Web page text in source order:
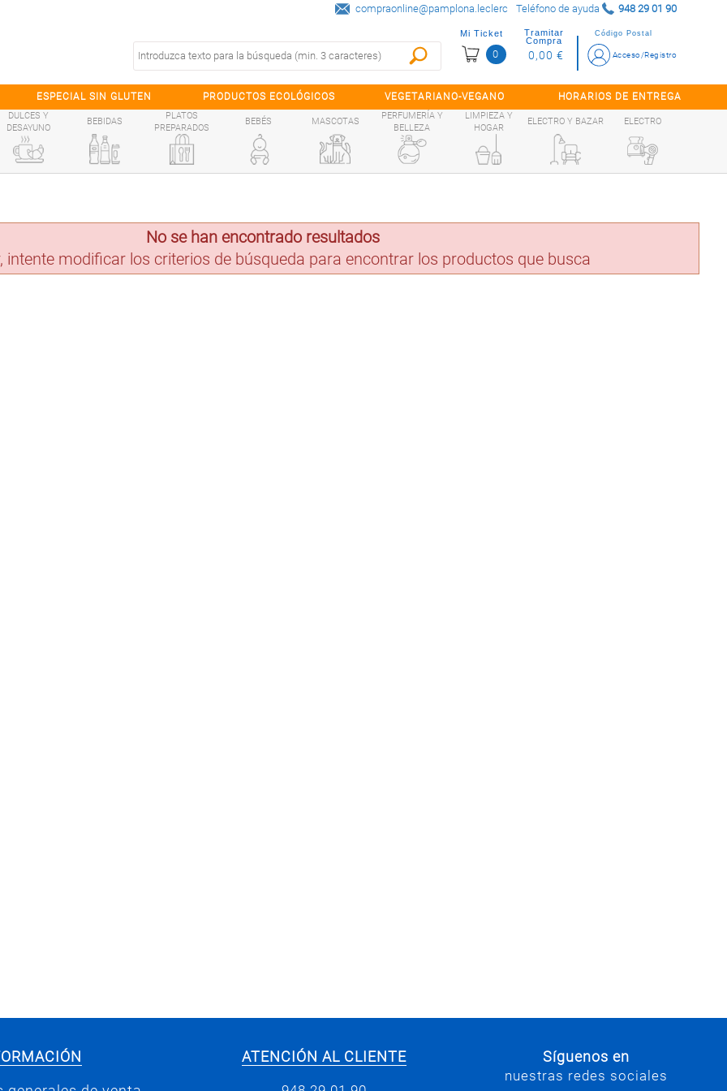
Teléfono de ayuda 948 29 01 90
compraonline@pamplona.leclerc
Código Postal
Acceso/Registro
Mi Ticket
0
Tramitar
Compra
0,00 €
ESPECIAL SIN GLUTEN PRODUCTOS ECOLÓGICOS VEGETARIANO-VEGANO HORARIOS DE ENTREGA
DULCES Y
DESAYUNO
BEBIDAS
PLATOS
PREPARADOS
BEBÉS MASCOTAS
PERFUMERÍA Y
BELLEZA
LIMPIEZA Y
HOGAR
ELECTRO Y BAZAR ELECTRO
No se han encontrado resultados
intente modificar los criterios de búsqueda para encontrar los productos que busca
ATENCIÓN AL CLIENTE Síguenos en
nuestras redes sociales